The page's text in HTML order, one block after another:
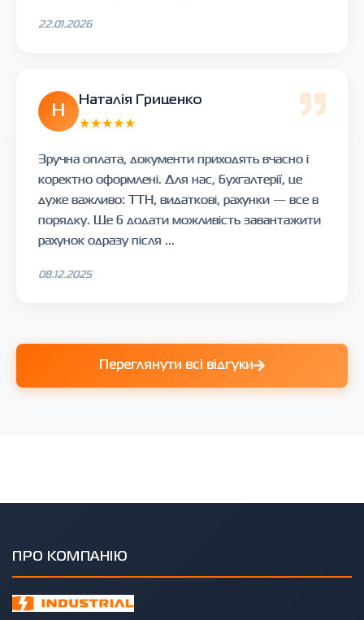
22.01.2026
Н
Наталія Гриценко
★★★★★
Зручна оплата, документи приходять вчасно і
коректно оформлені. Для нас, бухгалтерії, це
дуже важливо: ТТН, видаткові, рахунки — все в
порядку. Ще б додати можливість завантажити
рахунок одразу після ...
08.12.2025
Переглянути всі відгуки
ПРО КОМПАНІЮ